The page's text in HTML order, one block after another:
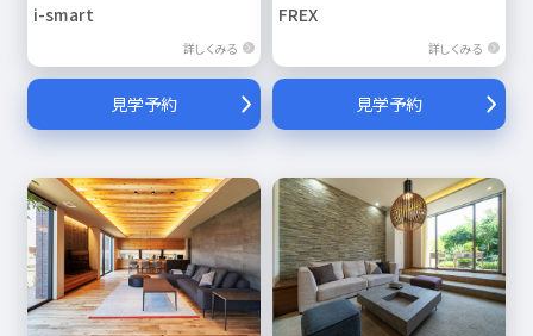
i-smart
詳しくみる
見学予約
FREX
詳しくみる
見学予約